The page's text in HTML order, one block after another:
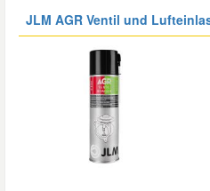
JLM AGR Ventil und